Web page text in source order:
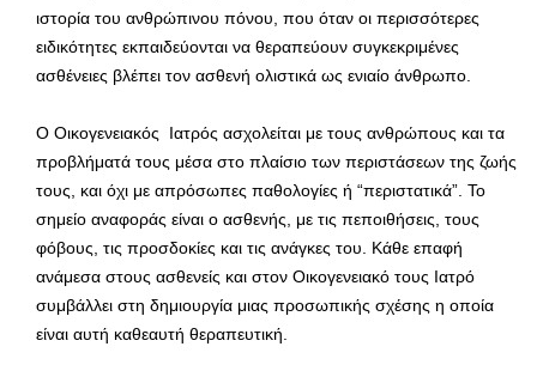
ιστορία του ανθρώπινου πόνου, που όταν οι περισσότερες
ειδικότητες εκπαιδεύονται να θεραπεύουν συγκεκριμένες
ασθένειες βλέπει τον ασθενή ολιστικά ως ενιαίο άνθρωπο.
Ο Οικογενειακός Ιατρός ασχολείται με τους ανθρώπους και τα
προβλήματά τους μέσα στο πλαίσιο των περιστάσεων της ζωής
τους, και όχι με απρόσωπες παθολογίες ή “περιστατικά”. Το
σημείο αναφοράς είναι ο ασθενής, με τις πεποιθήσεις, τους
φόβους, τις προσδοκίες και τις ανάγκες του. Κάθε επαφή
ανάμεσα στους ασθενείς και στον Οικογενειακό τους Ιατρό
συμβάλλει στη δημιουργία μιας προσωπικής σχέσης η οποία
είναι αυτή καθεαυτή θεραπευτική.